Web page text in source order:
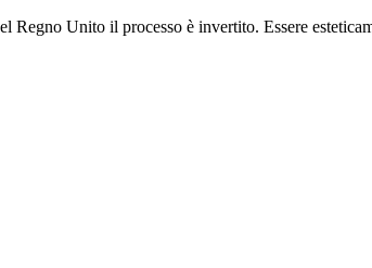
Unito il processo è invertito. Essere